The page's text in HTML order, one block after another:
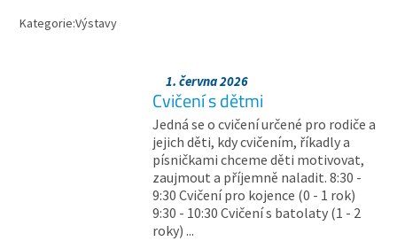
Kategorie:Výstavy
1. června 2026
Cvičení s dětmi
Jedná se o cvičení určené pro rodiče a
jejich děti, kdy cvičením, říkadly a
písničkami chceme děti motivovat,
zaujmout a příjemně naladit. 8:30 -
9:30 Cvičení pro kojence (0 - 1 rok)
9:30 - 10:30 Cvičení s batolaty (1 - 2
roky) ...